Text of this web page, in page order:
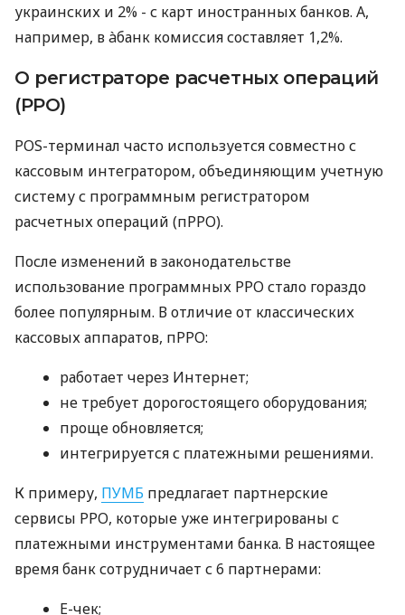
украинских и 2% - с карт иностранных банков. А,
например, в àбанк комиссия составляет 1,2%.
О регистраторе расчетных операций
(РРО)
POS-терминал часто используется совместно с
кассовым интегратором, объединяющим учетную
систему с программным регистратором
расчетных операций (пРРО).
После изменений в законодательстве
использование программных РРО стало гораздо
более популярным. В отличие от классических
кассовых аппаратов, пРРО:
работает через Интернет;
не требует дорогостоящего оборудования;
проще обновляется;
интегрируется с платежными решениями.
К примеру, ПУМБ предлагает партнерские
сервисы РРО, которые уже интегрированы с
платежными инструментами банка. В настоящее
время банк сотрудничает с 6 партнерами:
E-чек;